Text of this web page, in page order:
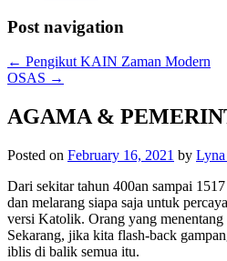
Post navigation
← Pengikut KAIN Zaman Modern
OSAS →
AGAMA &
Posted on February 16, 2021 by
Dari sekitar tahun 400an sampai
dan melarang siapa saja untuk
versi Katolik. Orang yang
Sekarang, jika kita flash-back
iblis di balik semua itu.